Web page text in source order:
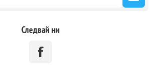
Следвай ни